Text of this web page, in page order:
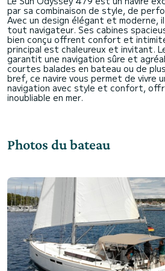
par sa combinaison de style, de
Avec un design élégant et
tout navigateur. Ses cabines
bien conçu offrent confort et
principal est chaleureux et invitant.
garantit une navigation sûre et
courtes balades en bateau ou de
bref, ce navire vous permet de vivre
navigation avec style et confort,
Photos du bateau